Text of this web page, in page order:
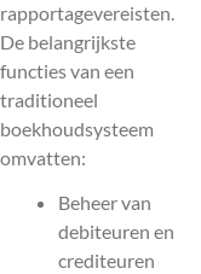
rapportagevereisten.
De belangrijkste
functies van een
traditioneel
boekhoudsysteem
omvatten:
Beheer van
debiteuren en
crediteuren